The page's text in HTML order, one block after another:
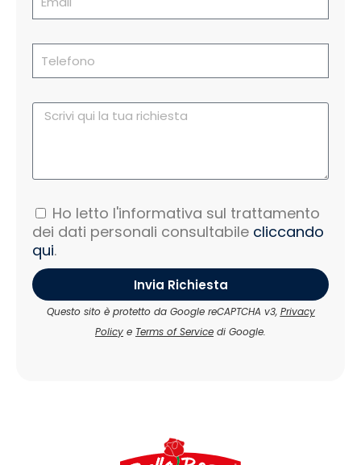
Ho letto l'informativa sul trattamento
dei dati personali consultabile cliccando
qui.
Invia Richiesta
Questo sito è protetto da Google reCAPTCHA v3, Privacy
Policy e Terms of Service di Google.